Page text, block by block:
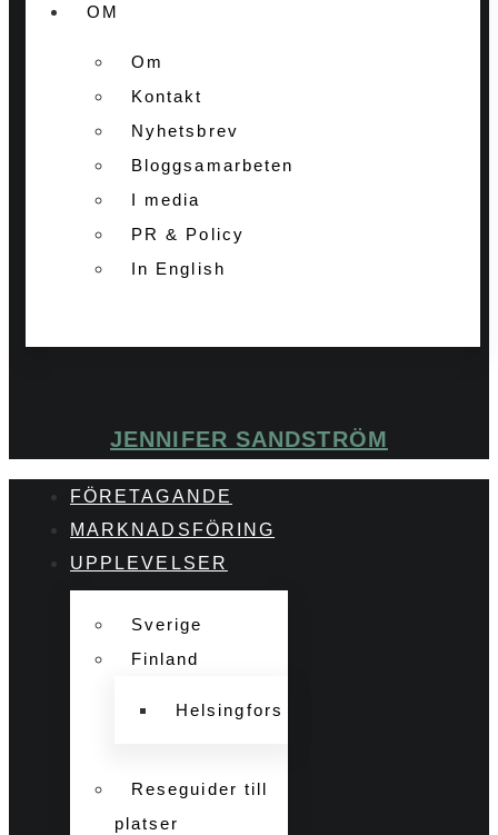
OM
Om
Kontakt
Nyhetsbrev
Bloggsamarbeten
I media
PR & Policy
In English
JENNIFER SANDSTRÖM
FÖRETAGANDE
MARKNADSFÖRING
UPPLEVELSER
Sverige
Finland
Helsingfors
Reseguider till
platser